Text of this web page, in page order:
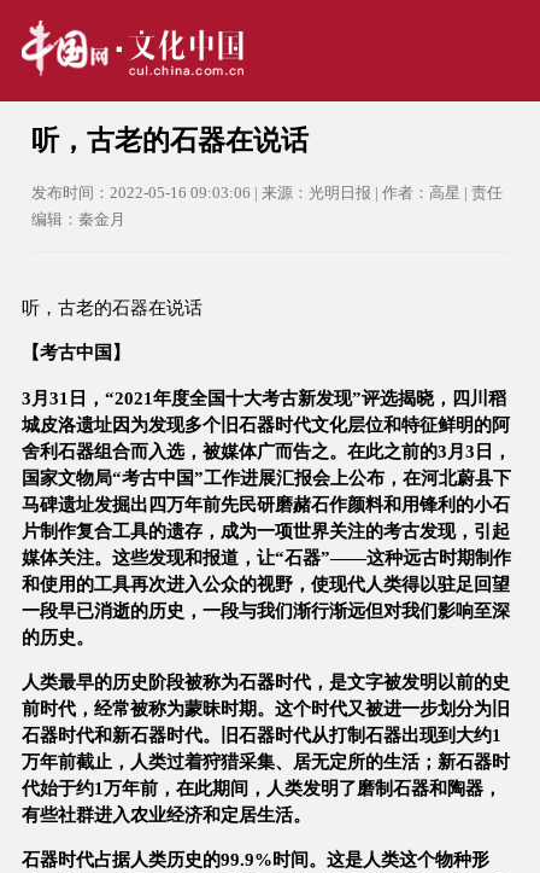
听，古老的石器在说话
发布时间：2022-05-16 09:03:06 | 来源：光明日报 | 作者：高星 | 责任
编辑：秦金月
听，古老的石器在说话
【考古中国】
3月31日，“2021年度全国十大考古新发现”评选揭晓，四川稻
城皮洛遗址因为发现多个旧石器时代文化层位和特征鲜明的阿
舍利石器组合而入选，被媒体广而告之。在此之前的3月3日，
国家文物局“考古中国”工作进展汇报会上公布，在河北蔚县下
马碑遗址发掘出四万年前先民研磨赭石作颜料和用锋利的小石
片制作复合工具的遗存，成为一项世界关注的考古发现，引起
媒体关注。这些发现和报道，让“石器”——这种远古时期制作
和使用的工具再次进入公众的视野，使现代人类得以驻足回望
一段早已消逝的历史，一段与我们渐行渐远但对我们影响至深
的历史。
人类最早的历史阶段被称为石器时代，是文字被发明以前的史
前时代，经常被称为蒙昧时期。这个时代又被进一步划分为旧
石器时代和新石器时代。旧石器时代从打制石器出现到大约1
万年前截止，人类过着狩猎采集、居无定所的生活；新石器时
代始于约1万年前，在此期间，人类发明了磨制石器和陶器，
有些社群进入农业经济和定居生活。
石器时代占据人类历史的99.9%时间。这是人类这个物种形